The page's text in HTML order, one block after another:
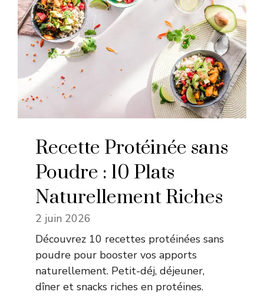
Recette Protéinée sans
Poudre : 10 Plats
Naturellement Riches
2 juin 2026
Découvrez 10 recettes protéinées sans
poudre pour booster vos apports
naturellement. Petit-déj, déjeuner,
dîner et snacks riches en protéines.